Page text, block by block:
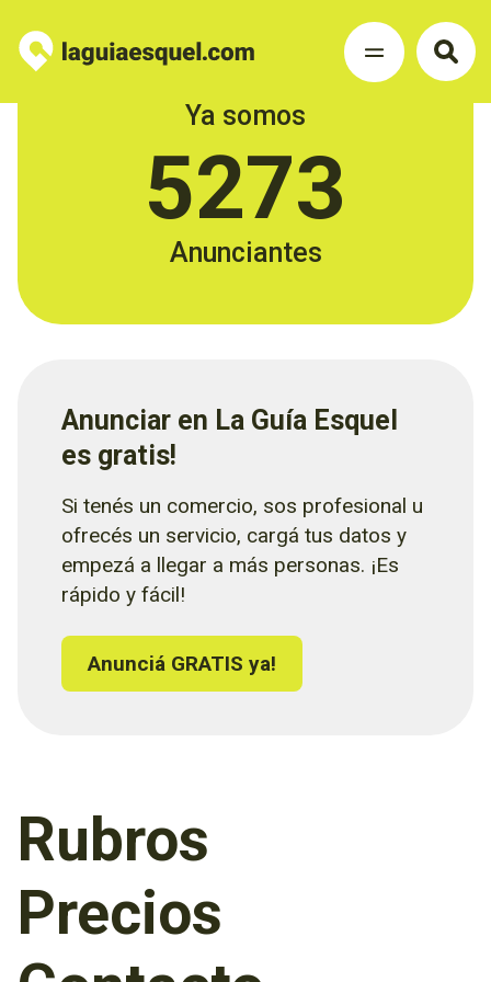
Ya somos
5273
Anunciantes
Anunciar en La Guía Esquel
es gratis!
Si tenés un comercio, sos profesional u
ofrecés un servicio, cargá tus datos y
empezá a llegar a más personas. ¡Es
rápido y fácil!
Anunciá GRATIS ya!
Rubros
Precios